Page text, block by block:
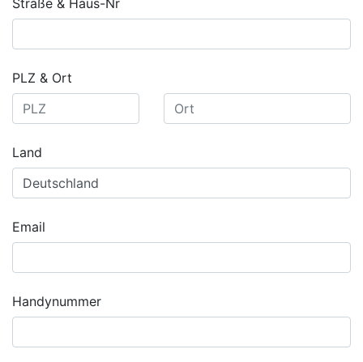
Straße & Haus-Nr
PLZ & Ort
Land
Email
Handynummer